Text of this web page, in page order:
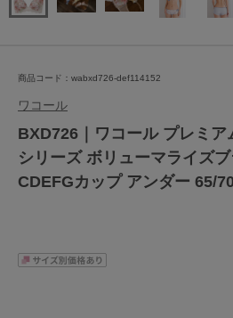
商品コード：wabxd726-def114152
ワコール
BXD726｜ワコール プレミ
シリーズ ボリューマライズ
CDEFGカップ アンダー 65/